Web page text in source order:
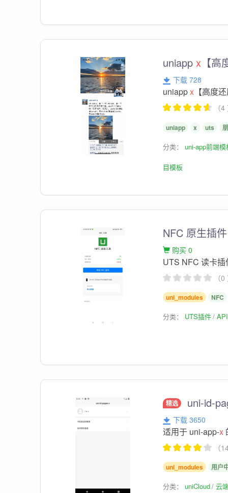
uniappx 【
下载 728
uniappx 【高度
（
uniapp x uts
分类：uni-app前端模
目模板
NFC 原生插
购买 0
UTS NFC 读卡
（
uni_modules NFC
分类： UTS插件
精选 uni-id-
下载 3650
适用于 uni-app-x
（
uni_modules 用户
分类：uniCloud 云